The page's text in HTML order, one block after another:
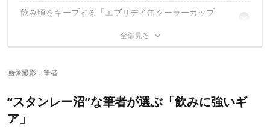
わんこビールが楽しい！
割れない上に、蓋の穴を使えば携行性も◎
少量だけどお酒が欲しい！にピッタリ
入り口は小さいので工夫が必要
飲み頃をキープする「エブリデイ缶クーラーカップ
シリコンの底部で安定感も抜群
使うほどに愛着が増すスタンレー
✔️こちらの記事もチェック
画像撮影：筆者
“スタンレー沼”な筆者が選ぶ「飲みに強いギ
ア」